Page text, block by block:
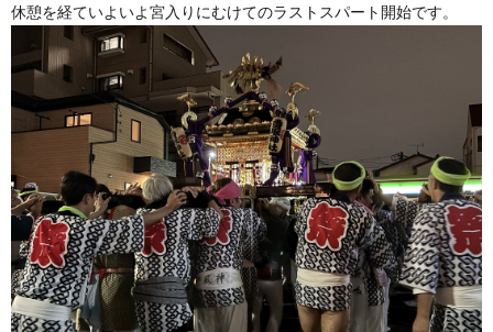
休憩を経ていよいよ宮入りにむけてのラストスパート開始です。